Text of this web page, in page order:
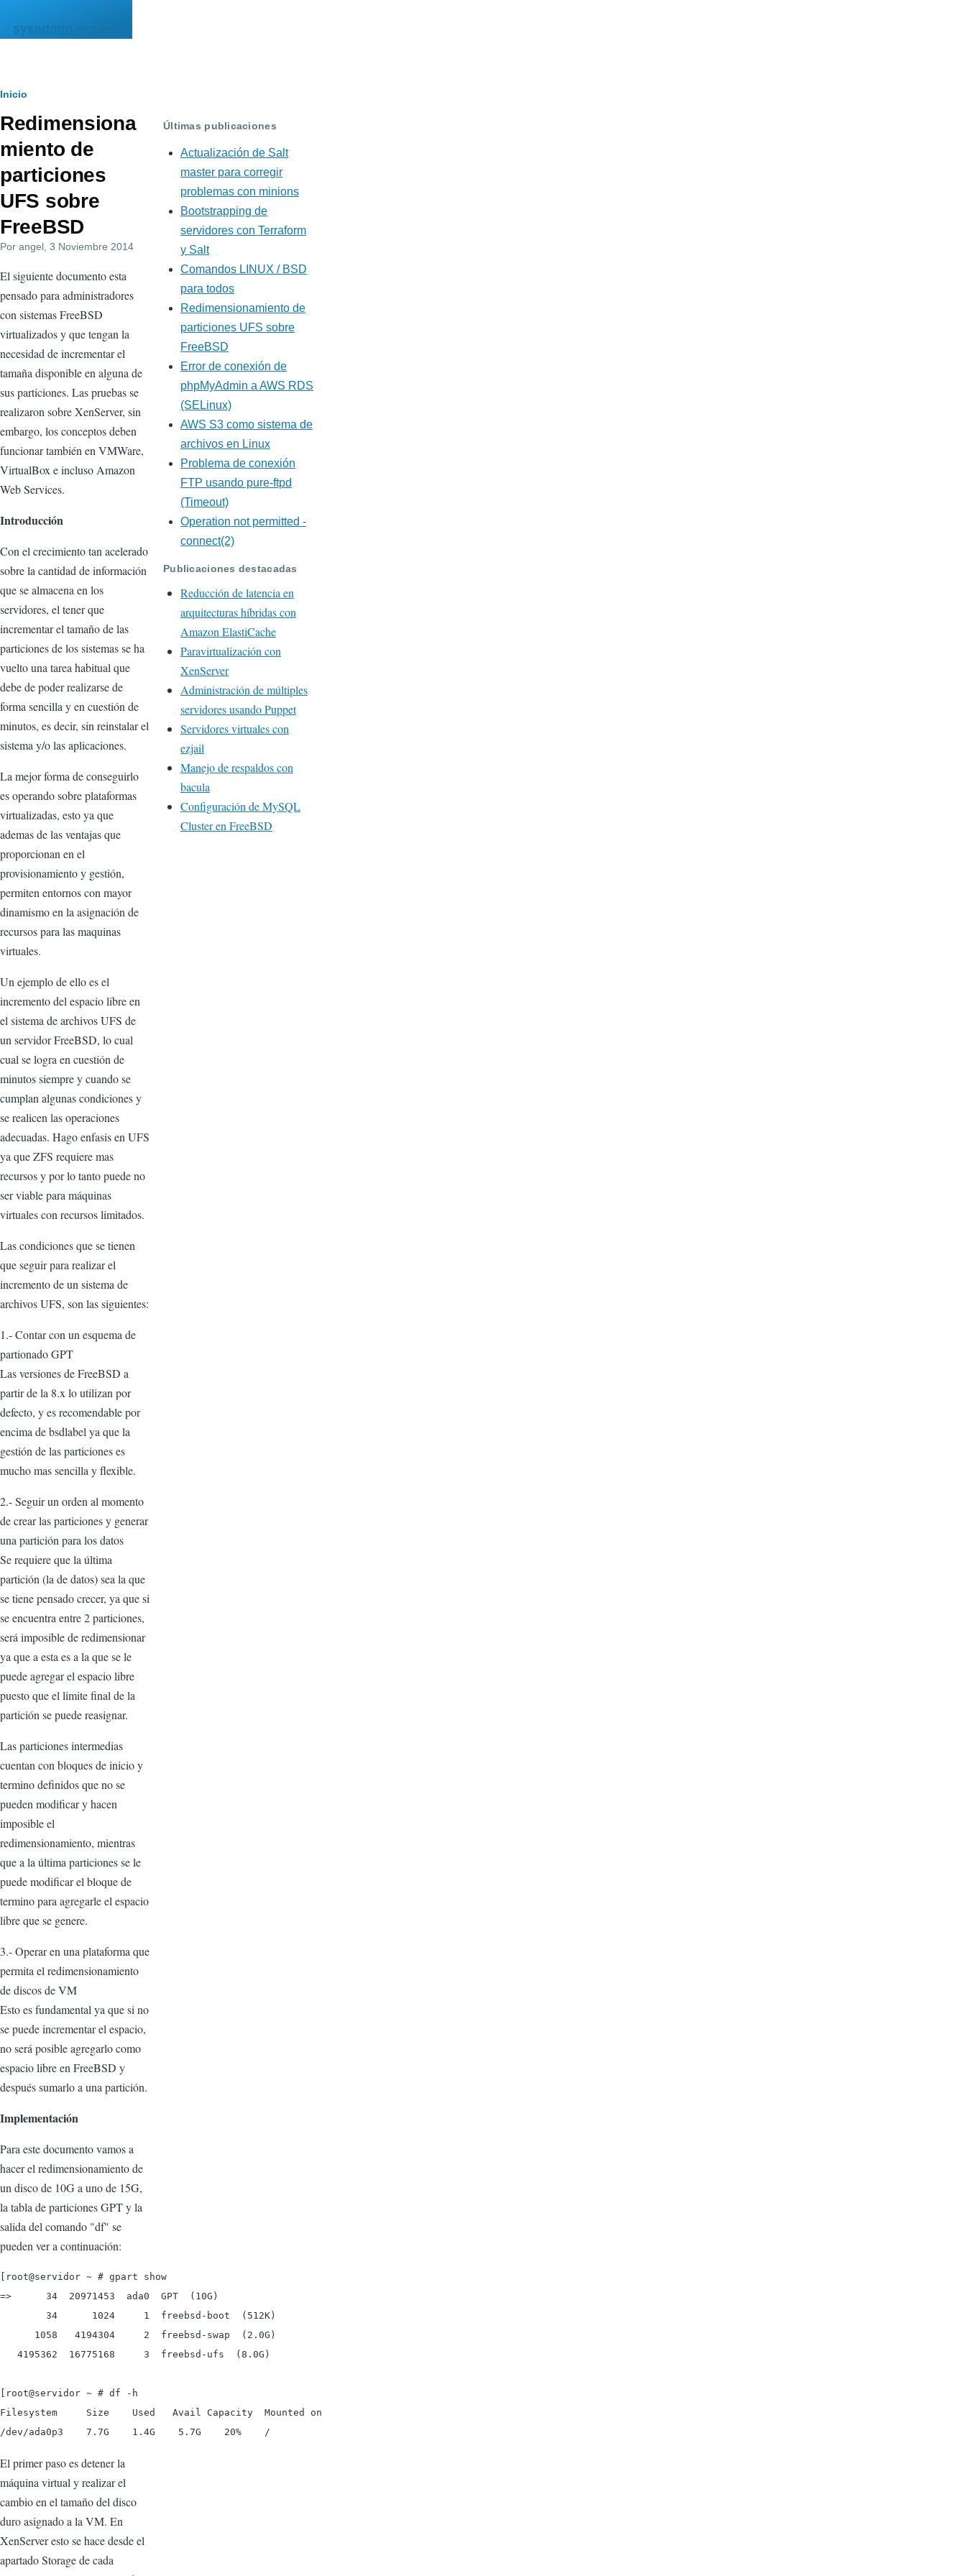
sysadmin.org.mx
Ruta
de
navegación
Inicio
Redimensiona
miento de
particiones
UFS sobre
FreeBSD
Por angel , 3 Noviembre 2014
El siguiente documento esta
pensado para administradores
con sistemas FreeBSD
virtualizados y que tengan la
necesidad de incrementar el
tamaña disponible en alguna de
sus particiones. Las pruebas se
realizaron sobre XenServer, sin
embargo, los conceptos deben
funcionar también en VMWare,
VirtualBox e incluso Amazon
Web Services.
Introducción
Con el crecimiento tan acelerado
sobre la cantidad de información
que se almacena en los
servidores, el tener que
incrementar el tamaño de las
particiones de los sistemas se ha
vuelto una tarea habitual que
debe de poder realizarse de
forma sencilla y en cuestión de
minutos, es decir, sin reinstalar el
sistema y/o las aplicaciones.
La mejor forma de conseguirlo
es operando sobre plataformas
virtualizadas, esto ya que
ademas de las ventajas que
proporcionan en el
provisionamiento y gestión,
permiten entornos con mayor
dinamismo en la asignación de
recursos para las maquinas
virtuales.
Un ejemplo de ello es el
incremento del espacio libre en
el sistema de archivos UFS de
un servidor FreeBSD, lo cual
cual se logra en cuestión de
minutos siempre y cuando se
cumplan algunas condiciones y
se realicen las operaciones
adecuadas. Hago enfasis en UFS
ya que ZFS requiere mas
recursos y por lo tanto puede no
ser viable para máquinas
virtuales con recursos limitados.
Las condiciones que se tienen
que seguir para realizar el
incremento de un sistema de
archivos UFS, son las siguientes:
1.- Contar con un esquema de
partionado GPT
Las versiones de FreeBSD a
partir de la 8.x lo utilizan por
defecto, y es recomendable por
encima de bsdlabel ya que la
gestión de las particiones es
mucho mas sencilla y flexible.
2.- Seguir un orden al momento
de crear las particiones y generar
una partición para los datos
Se requiere que la última
partición (la de datos) sea la que
se tiene pensado crecer, ya que si
se encuentra entre 2 particiones,
será imposible de redimensionar
ya que a esta es a la que se le
puede agregar el espacio libre
puesto que el limite final de la
partición se puede reasignar.
Las particiones intermedias
cuentan con bloques de inicio y
termino definidos que no se
pueden modificar y hacen
imposible el
redimensionamiento, mientras
que a la última particiones se le
puede modificar el bloque de
termino para agregarle el espacio
libre que se genere.
3.- Operar en una plataforma que
permita el redimensionamiento
de discos de VM
Esto es fundamental ya que si no
se puede incrementar el espacio,
no será posible agregarlo como
espacio libre en FreeBSD y
después sumarlo a una partición.
Implementación
Para este documento vamos a
hacer el redimensionamiento de
un disco de 10G a uno de 15G,
la tabla de particiones GPT y la
salida del comando "df" se
pueden ver a continuación:
[root@servidor ~ # gpart show
=>      34  20971453  ada0  GPT  (10G)
        34      1024     1  freebsd-boot  (512K)
      1058   4194304     2  freebsd-swap  (2.0G)
   4195362  16775168     3  freebsd-ufs  (8.0G)
[root@servidor ~ # df -h
Filesystem     Size    Used   Avail Capacity  Mounted on
El primer paso es detener la
máquina virtual y realizar el
cambio en el tamaño del disco
duro asignado a la VM. En
XenServer esto se hace desde el
apartado Storage de cada
Últimas publicaciones
Actualización de Salt
master para corregir
problemas con minions
Bootstrapping de
servidores con Terraform
y Salt
Comandos LINUX / BSD
para todos
Redimensionamiento de
particiones UFS sobre
FreeBSD
Error de conexión de
phpMyAdmin a AWS RDS
(SELinux)
AWS S3 como sistema de
archivos en Linux
Problema de conexión
FTP usando pure-ftpd
(Timeout)
Operation not permitted -
connect(2)
Publicaciones destacadas
Reducción de latencia en
arquitecturas híbridas con
Amazon ElastiCache
Paravirtualización con
XenServer
Administración de múltiples
servidores usando Puppet
Servidores virtuales con
ezjail
Manejo de respaldos con
bacula
Configuración de MySQL
Cluster en FreeBSD